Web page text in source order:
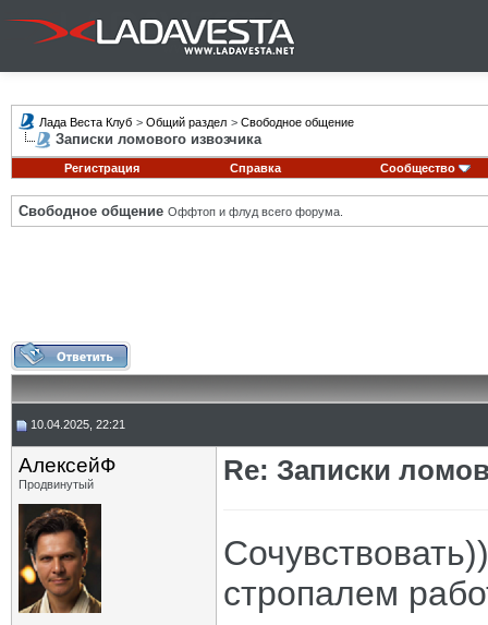
Лада Веста Клуб > Общий раздел > Свободное общение
Записки ломового извозчика
Регистрация Справка Сообщество
Свободное общение Оффтоп и флуд всего форума.
10.04.2025, 22:21
АлексейФ
Продвинутый Re: Записки
стропалем